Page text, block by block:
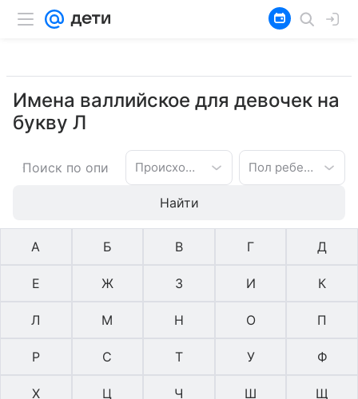
Имена валлийское для девочек на
букву Л
Происхождение имени Пол ребенка
Найти
А Б В Г Д
Е Ж З И К
Л М Н О П
Р С Т У Ф
Х Ц Ч Ш Щ